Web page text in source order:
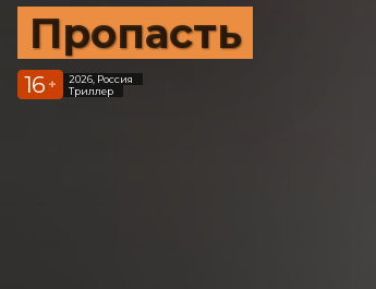
Пропасть
16 +
2026, Россия
Триллер